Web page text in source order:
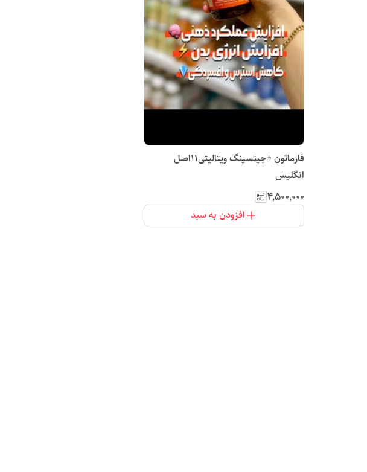
فارماتون +جینسینگ ویتالیتی11اصل
انگلیس
۴٬۵۰۰٬۰۰۰
افزودن به سبد